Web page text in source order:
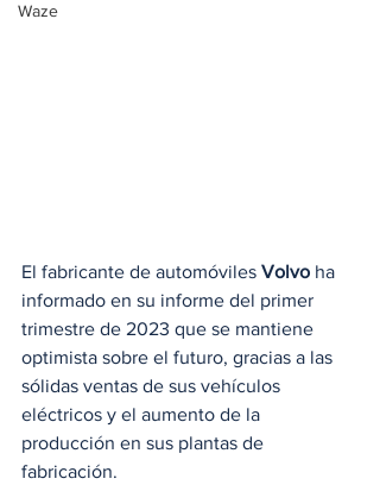
Waze
El fabricante de automóviles Volvo ha
informado en su informe del primer
trimestre de 2023 que se mantiene
optimista sobre el futuro, gracias a las
sólidas ventas de sus vehículos
eléctricos y el aumento de la
producción en sus plantas de
fabricación.